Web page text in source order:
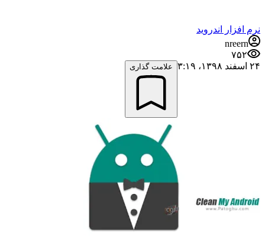
نرم افزار اندروید
nreern
۷۵۲
۲۴ اسفند ۱۳۹۸،‏ ۳:۱۹
علامت گذاری